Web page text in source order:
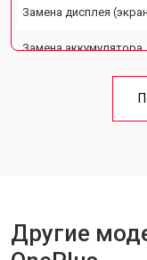
Замена дисплея
Замена аккумулятора
Ремонт цепи питания
Другие